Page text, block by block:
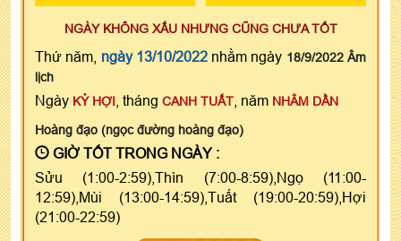
NGÀY KHÔNG XẤU NHƯNG CŨNG CHƯA TỐT
Thứ năm, ngày 13/10/2022nhằm ngày 18/9/2022 Âm
lịch
Ngày KỶ HỢI , tháng CANH TUẤT , năm NHÂM DẦN
Hoàng đạo (ngọc đường hoàng đạo)
GIỜ TỐT TRONG NGÀY :
Sửu (1:00-2:59),Thìn (7:00-8:59),Ngọ (11:00-
12:59),Mùi (13:00-14:59),Tuất (19:00-20:59),Hợi
(21:00-22:59)